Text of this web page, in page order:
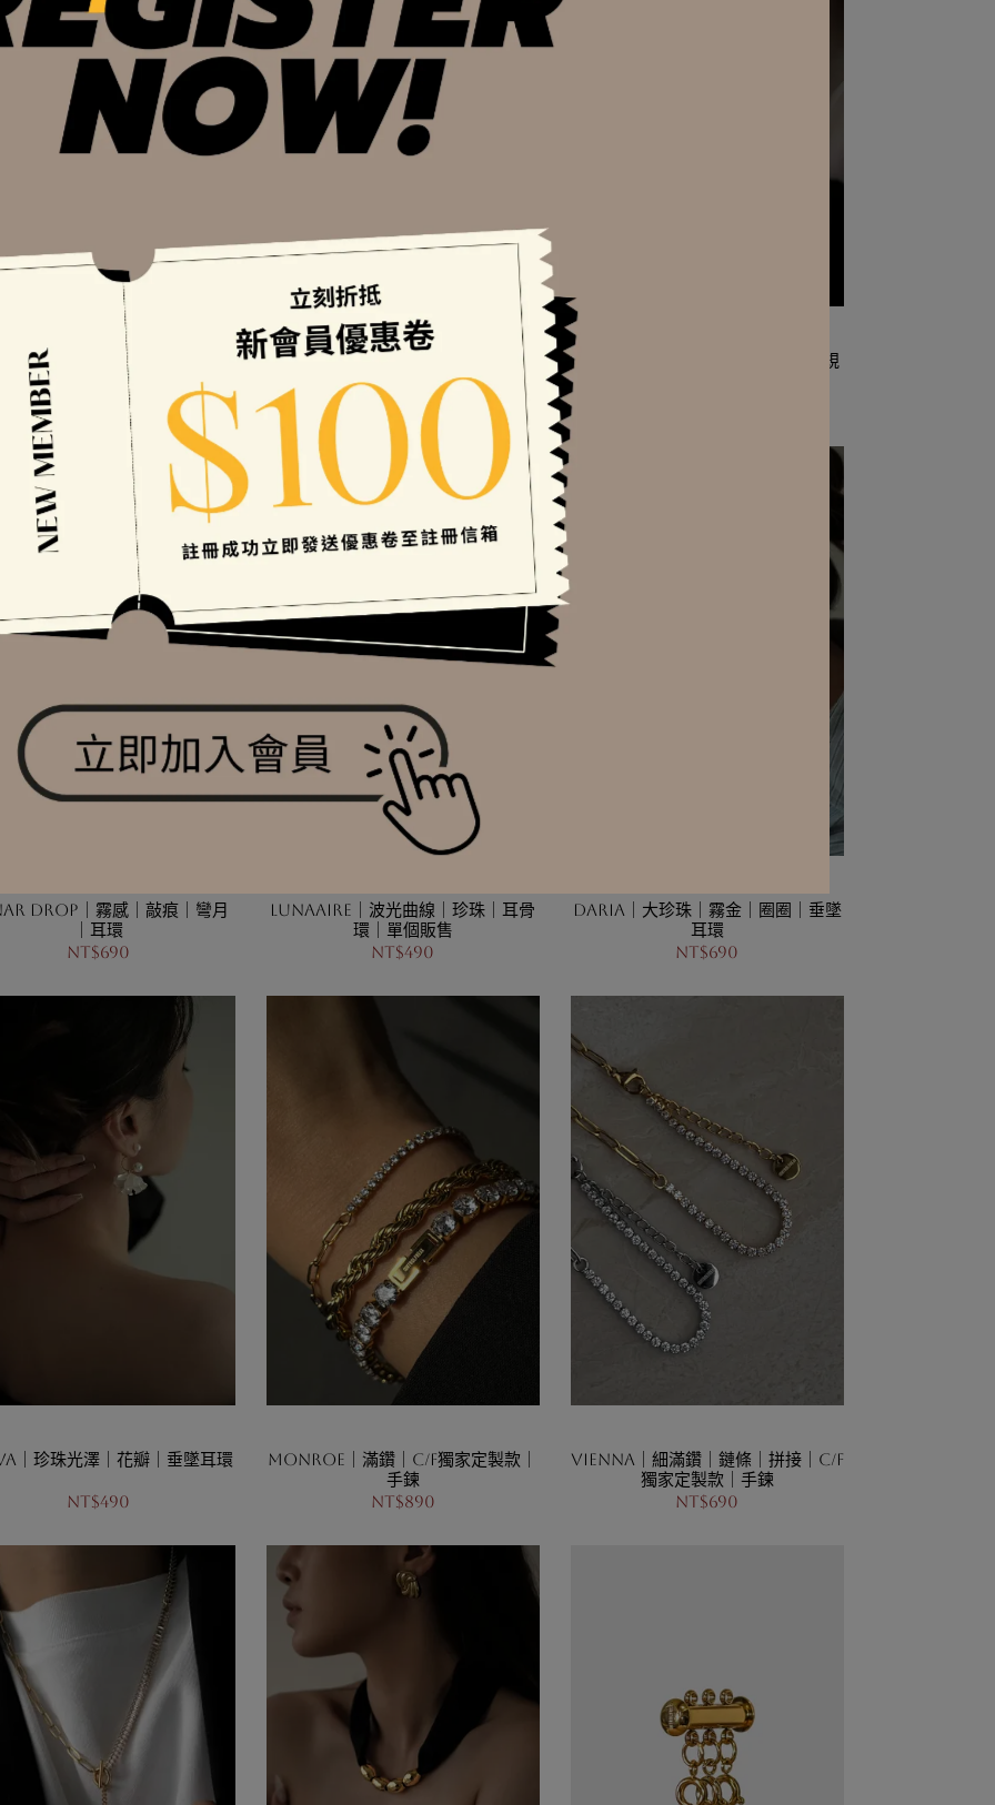
Thread｜雙星｜垂墜｜Y字
NT$690
Pearl Drama｜微彎珍珠交錯｜C
NT$590
Bangle Sisters｜琥珀象牙｜不規
Drop｜霧感｜敲痕｜彎月
｜耳環
NT$690
Lunaaire｜波光曲線｜珍珠｜耳骨
環｜單個販售
NT$490
Daria｜大珍珠｜霧金｜圈圈｜垂墜
耳環
NT$690
｜珍珠光澤｜花瓣｜垂墜耳環
NT$490
Monroe｜滿鑽｜C/F獨家定製款｜
手鍊
NT$890
Vienna｜細滿鑽｜鏈條｜拼接｜C/F
獨家定製款｜手鍊
NT$690